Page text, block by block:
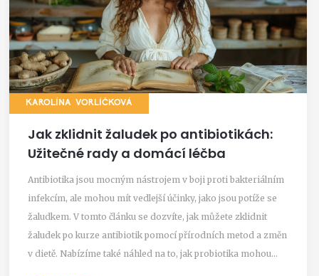
KAROLÍNA VORLÍČKOVÁ
Jak zklidnit žaludek po antibiotikách:
Užitečné rady a domácí léčba
Antibiotika jsou mocným nástrojem v boji proti bakteriálním
infekcím, ale mohou mít vedlejší účinky, jako jsou potíže se
žaludkem. V tomto článku se dozvíte, jak můžete zklidnit
žaludek po kurze antibiotik pomocí přírodních metod a změn
v dietě. Nabízíme také náhled na to, jak probiotika mohou